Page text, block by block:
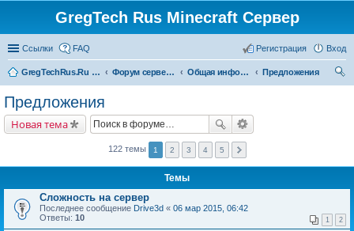
GregTech Rus Minecraft Сервер
Ссылки FAQ Вход
Регистрация
GregTechRus.Ru - На главную Форум сервера Minecraft Gregtech 1.7.10 Общая информация
Предложения
Предложения
Новая тема
122 темы 1 2 3 4 5
Темы
Сложность на сервер
Последнее сообщение Drive3d « 06 мар 2015, 06:42
Ответы: 10 1 2